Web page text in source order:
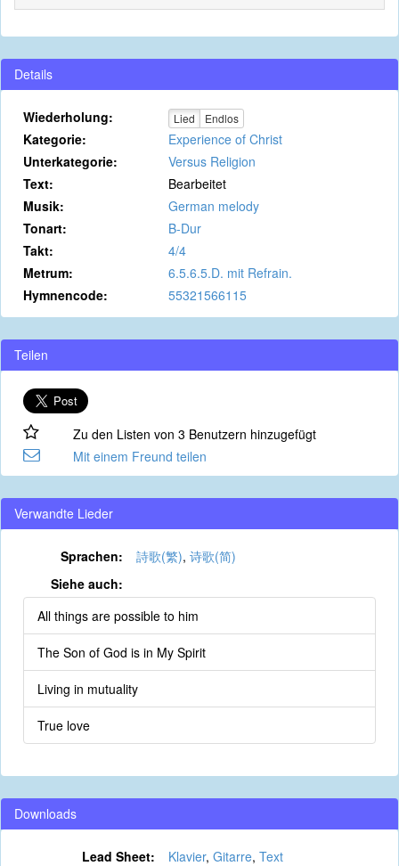
Details
Wiederholung: Lied Endlos
Kategorie:
Experience of Christ
Unterkategorie:
Versus Religion
Text:
Bearbeitet
Musik:
German melody
Tonart:
B-Dur
Takt:
4/4
Metrum:
6.5.6.5.D. mit Refrain.
Hymnencode:
55321566115
Teilen
Zu den Listen von 3 Benutzern hinzugefügt
Mit einem Freund teilen
Verwandte Lieder
Sprachen: 詩歌(繁), 诗歌(简)
Siehe auch:
All things are possible to him
The Son of God is in My Spirit
Living in mutuality
True love
Downloads
Lead Sheet: Klavier, Gitarre, Text